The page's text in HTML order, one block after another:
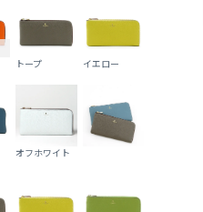
トープ イエロー
オフホワイト